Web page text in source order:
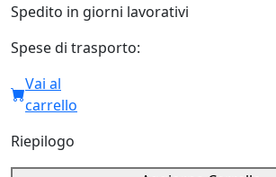
Spedito in giorni lavorativi
Spese di trasporto:
Vai al
carrello
Riepilogo